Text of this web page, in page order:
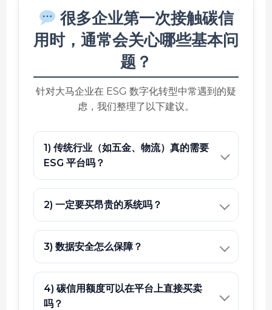
很多企业第一次接触碳信
用时，通常会关心哪些基本问
题？
针对大马企业在 ESG 数字化转型中常遇到的疑
虑，我们整理了以下建议。
1) 传统行业（如五金、物流）真的需要
ESG 平台吗？
2) 一定要买昂贵的系统吗？
3) 数据安全怎么保障？
4) 碳信用额度可以在平台上直接买卖
吗？